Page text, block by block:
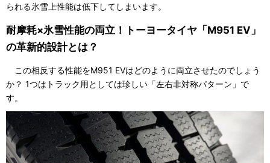
られる氷雪上性能は低下してしまいます。
耐摩耗×氷雪性能の両立！トーヨータイヤ「M951 EV」
の革新的設計とは？
この相反する性能をM951 EVはどのように両立させたのでしょう
か？ 1つはトラック用としては珍しい「左右非対称パターン」で
す。